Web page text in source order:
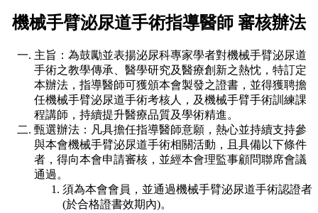
機械手臂泌尿道手術指導醫師 審核辦法
主旨：為鼓勵並表揚泌尿科專家學者對機械手臂泌尿道
手術之教學傳承、醫學研究及醫療創新之熱忱，特訂定
本辦法，指導醫師可獲頒本會製發之證書，並得獲聘擔
任機械手臂泌尿道手術考核人，及機械手臂手術訓練課
程講師，持續提升醫療品質及學術精進。
甄選辦法：凡具擔任指導醫師意願，熱心並持續支持參
與本會機械手臂泌尿道手術相關活動，且具備以下條件
者，得向本會申請審核，並經本會理監事顧問聯席會議
通過。
須為本會會員，並通過機械手臂泌尿道手術認證者
(於合格證書效期內)。